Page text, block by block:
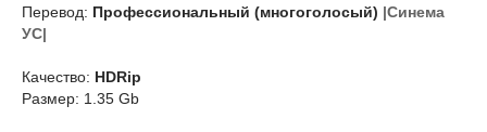
Перевод: Профессиональный (многоголосый) |Синема
УС|
Качество: HDRip
Размер: 1.35 Gb